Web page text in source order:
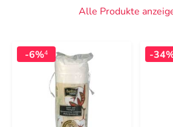
Alle Produkte
-6%4 -